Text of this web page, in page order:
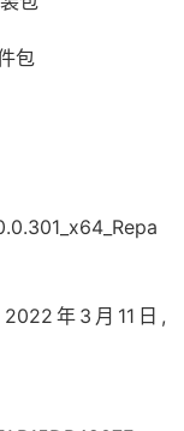
包
年3月11日,